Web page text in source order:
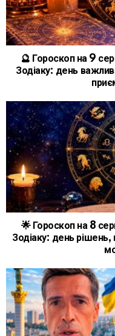
🔮 Гороскоп на 9
Зодіаку: день
🌟 Гороскоп на 8
Зодіаку: день рішень,